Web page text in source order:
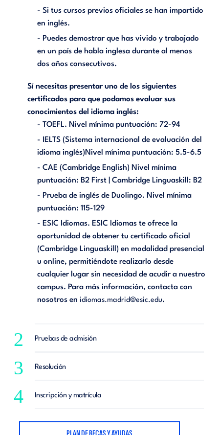
- Si tus cursos previos oficiales se han impartido
en inglés.
- Puedes demostrar que has vivido y trabajado
en un país de habla inglesa durante al menos
dos años consecutivos.
Sí necesitas presentar uno de los siguientes
certificados para que podamos evaluar sus
conocimientos del idioma inglés:
- TOEFL. Nivel mínima puntuación: 72-94
- IELTS (Sistema internacional de evaluación del
idioma inglés)Nivel mínima puntuación: 5.5-6.5
- CAE (Cambridge English) Nivel mínima
puntuación: B2 First | Cambridge Linguaskill: B2
- Prueba de inglés de Duolingo. Nivel mínima
puntuación: 115-129
- ESIC Idiomas. ESIC Idiomas te ofrece la
oportunidad de obtener tu certificado oficial
(Cambridge Linguaskill) en modalidad presencial
u online, permitiéndote realizarlo desde
cualquier lugar sin necesidad de acudir a nuestro
campus. Para más información, contacta con
nosotros enidiomas.madrid@esic.edu.
2 Pruebas de admisión
3 Resolución
4 Inscripción y matrícula